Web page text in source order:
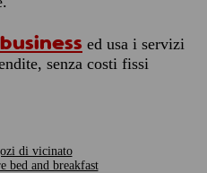
ed usa i servizi
senza costi fissi
di vicinato
bed and breakfast